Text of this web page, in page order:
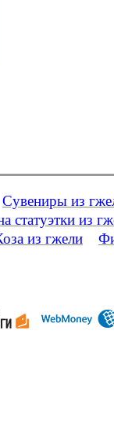
Сувениры из
статуэтки из
из гжели